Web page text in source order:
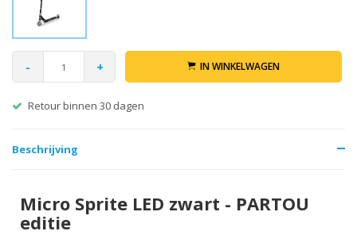
- + IN WINKELWAGEN
Retour binnen 30 dagen
Beschrijving
Micro Sprite LED zwart - PARTOU
editie